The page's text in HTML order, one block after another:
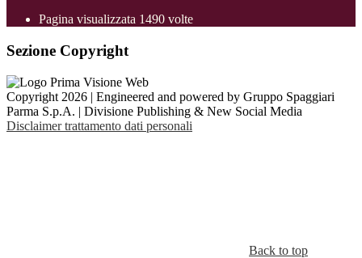
Pagina visualizzata 1490 volte
Sezione Copyright
Copyright 2026 | Engineered and powered by Gruppo Spaggiari
Parma S.p.A. | Divisione Publishing & New Social Media
Disclaimer trattamento dati personali
Back to top